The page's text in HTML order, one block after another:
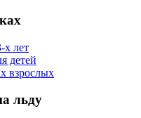
х лет
детей
взрослых
льду